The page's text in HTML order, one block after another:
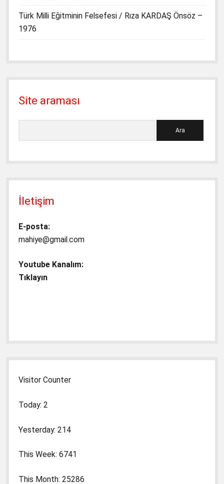
Türk Milli Eğitminin Felsefesi / Rıza KARDAŞ Önsöz –
1976
Site araması
İletişim
E-posta:
mahiye@gmail.com
Youtube Kanalım:
Tıklayın
Visitor Counter
Today: 2
Yesterday: 214
This Week: 6741
This Month: 25286